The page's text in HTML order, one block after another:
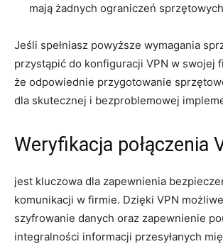
mają żadnych ⁢ograniczeń
Jeśli spełniasz powyższe wymagania
przystąpić⁢ do​ konfiguracji VPN w swojej
że odpowiednie ‍przygotowanie
dla skutecznej i bezproblemowej
Weryfikacja połączenia
jest kluczowa dla zapewnienia
komunikacji w⁢ firmie. Dzięki VPN
szyfrowanie danych oraz zapewnienie
integralności informacji przesyłanych